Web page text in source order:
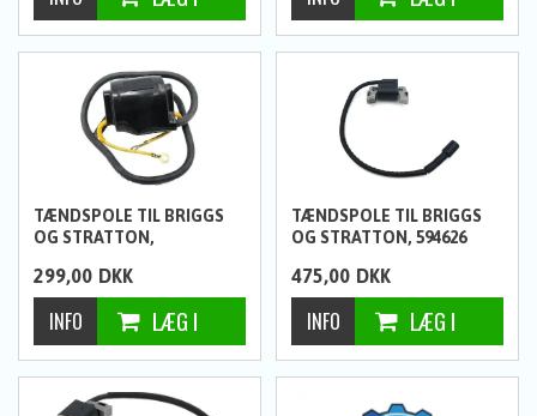
TÆNDSPOLE TIL BRIGGS
OG STRATTON,
299,00 DKK
TÆNDSPOLE TIL BRIGGS
OG STRATTON, 594626
475,00 DKK